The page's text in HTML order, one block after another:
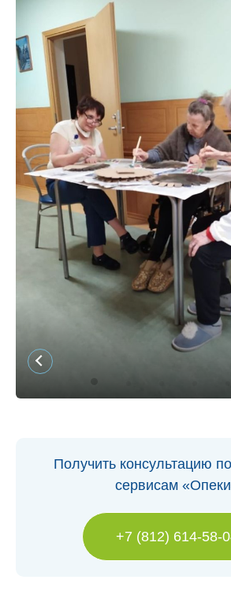
Получить консультацию
сервисам
+7 (812) 614-58-